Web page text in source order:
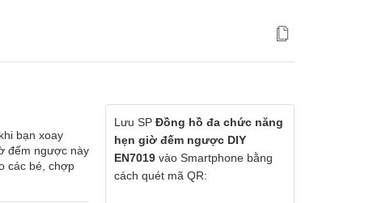
bạn xoay
đếm ngược này
các bé, chợp
Lưu SP Đồng hồ đa chức năng
hẹn giờ đếm ngược DIY
EN7019 vào Smartphone bằng
cách quét mã QR: